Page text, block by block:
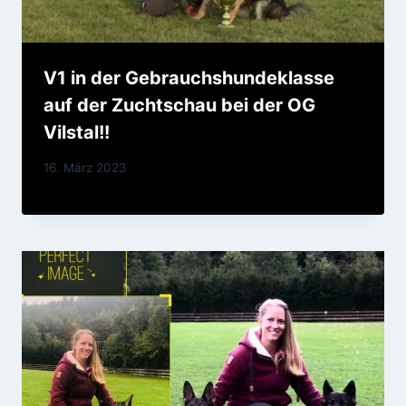
V1 in der Gebrauchshundeklasse
auf der Zuchtschau bei der OG
Vilstal!!
Von
16. März 2023